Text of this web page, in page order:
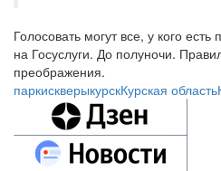
Голосовать могут все, у кого
на Госуслуги. До полуночи.
преображения.
паркискверыкурскКурская область